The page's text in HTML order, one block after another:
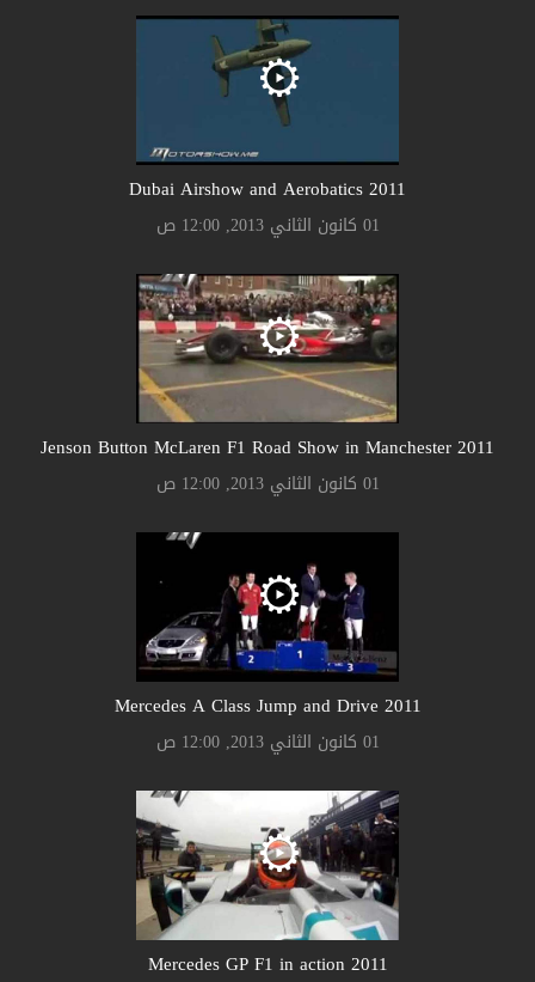
2011 Dubai Airshow and Aerobatics
01 كانون الثاني 2013, 12:00 ص
2011 Jenson Button McLaren F1 Road Show in Manchester
01 كانون الثاني 2013, 12:00 ص
2011 Mercedes A Class Jump and Drive
01 كانون الثاني 2013, 12:00 ص
2011 Mercedes GP F1 in action